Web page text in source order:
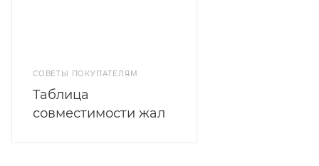
СОВЕТЫ ПОКУПАТЕЛЯМ
Таблица
совместимости жал